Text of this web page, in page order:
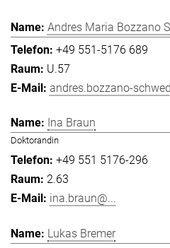
Andres Maria Bozzano
+49 551-5176 689
U.57
andres.bozzano-
Ina Braun
Doktorandin
+49 551 5176-296
2.63
ina.braun@...
Lukas Bremer